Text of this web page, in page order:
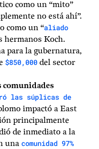
como un “mito”
no está ahí”.
como un “aliado
hermanos Koch.
para la gubernatura,
$850,000 del sector
comunidades
las súplicas de
impactó a East
principalmente
de inmediato a la
una comunidad 97%